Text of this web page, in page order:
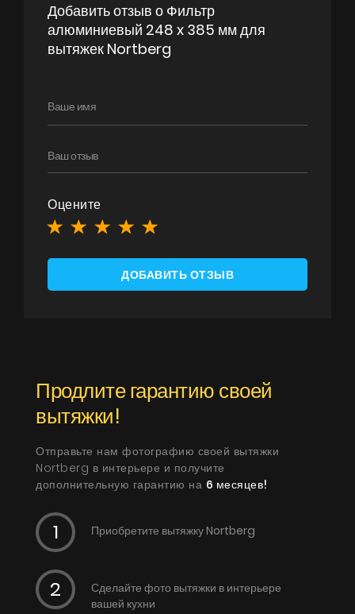
Сотрудничество
Контакты
UA|RU
Добавить отзыв о Фильтр
алюминиевый 248 x 385 мм для
вытяжек Nortberg
Оцените
ДОБАВИТЬ ОТЗЫВ
Продлите гарантию своей
вытяжки!
Отправьте нам фотографию своей вытяжки
Nortberg в интерьере и получите
дополнительную гарантию на 6 месяцев!
Приобретите вытяжку Nortberg
Сделайте фото вытяжки в интерьере
вашей кухни